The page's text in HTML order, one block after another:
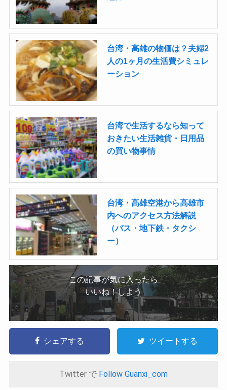
台湾・高雄の物価は？夫婦2
人の1ヶ月の生活費シミュレ
ーション
台湾で生活するなら知って
おきたい生活雑貨・日用品
の買い物事情
台湾・高雄空港から高雄市
内へのアクセス方法解説
（バス・地下鉄・タクシ
ー）
この記事が気に入ったら
いいね！しよう
シェアする ツイートする
Twitter で Follow Guanxi_com